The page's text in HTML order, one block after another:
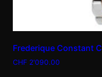
Frederique Constant
CHF 2'090.00